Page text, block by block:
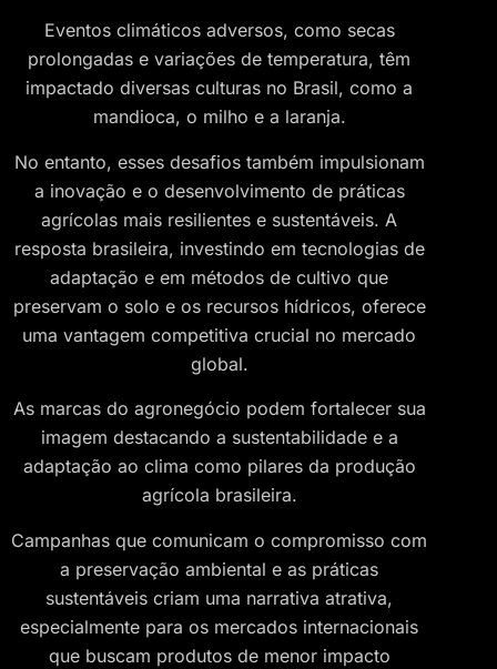
Eventos climáticos adversos, como secas
prolongadas e variações de temperatura, têm
impactado diversas culturas no Brasil, como a
mandioca, o milho e a laranja.
No entanto, esses desafios também impulsionam
a inovação e o desenvolvimento de práticas
agrícolas mais resilientes e sustentáveis. A
resposta brasileira, investindo em tecnologias de
adaptação e em métodos de cultivo que
preservam o solo e os recursos hídricos, oferece
uma vantagem competitiva crucial no mercado
global.
As marcas do agronegócio podem fortalecer sua
imagem destacando a sustentabilidade e a
adaptação ao clima como pilares da produção
agrícola brasileira.
Campanhas que comunicam o compromisso com
a preservação ambiental e as práticas
sustentáveis criam uma narrativa atrativa,
especialmente para os mercados internacionais
que buscam produtos de menor impacto